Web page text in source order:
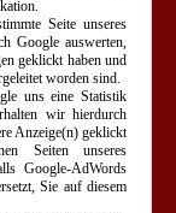
Seite unseres
Google auswerten,
geklickt haben und
worden sind.
uns eine Statistik
wir hierdurch
Anzeige(n) geklickt
Seiten unseres
Google-AdWords
Sie auf diesem